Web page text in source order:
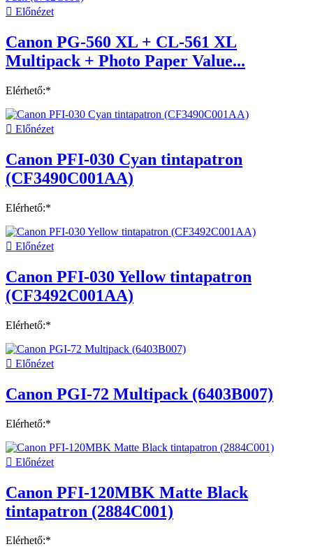
 Előnézet
Canon PG-560 XL + CL-561 XL
Multipack + Photo Paper Value...
Elérhető:*
 Előnézet
Canon PFI-030 Cyan tintapatron
(CF3490C001AA)
Elérhető:*
 Előnézet
Canon PFI-030 Yellow tintapatron
(CF3492C001AA)
Elérhető:*
 Előnézet
Canon PGI-72 Multipack (6403B007)
Elérhető:*
 Előnézet
Canon PFI-120MBK Matte Black
tintapatron (2884C001)
Elérhető:*